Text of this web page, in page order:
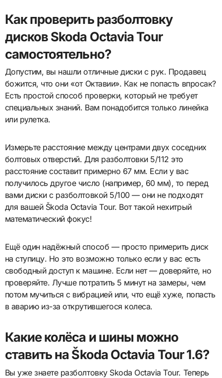
Как проверить разболтовку
дисков Skoda Octavia Tour
самостоятельно?
Допустим, вы нашли отличные диски с рук. Продавец
божится, что они «от Октавии». Как не попасть впросак?
Есть простой способ проверки, который не требует
специальных знаний. Вам понадобится только линейка
или рулетка.
Измерьте расстояние между центрами двух соседних
болтовых отверстий. Для разболтовки 5/112 это
расстояние составит примерно 67 мм. Если у вас
получилось другое число (например, 60 мм), то перед
вами диски с разболтовкой 5/100 — они не подходят
для вашей Škoda Octavia Tour. Вот такой нехитрый
математический фокус!
Ещё один надёжный способ — просто примерить диск
на ступицу. Но это возможно только если у вас есть
свободный доступ к машине. Если нет — доверяйте, но
проверяйте. Лучше потратить 5 минут на замеры, чем
потом мучиться с вибрацией или, что ещё хуже, попасть
в аварию из-за открутившегося колеса.
Какие колёса и шины можно
ставить на Škoda Octavia Tour 1.6?
Вы уже знаете разболтовку Skoda Octavia Tour. Теперь